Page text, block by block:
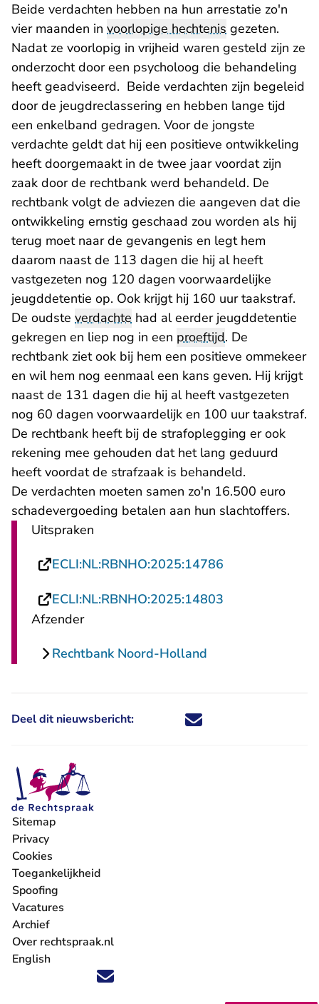
Beide verdachten hebben na hun arrestatie zo'n
vier maanden in voorlopige hechtenis gezeten.
Nadat ze voorlopig in vrijheid waren gesteld zijn ze
onderzocht door een psycholoog die behandeling
heeft geadviseerd. Beide verdachten zijn begeleid
door de jeugdreclassering en hebben lange tijd
een enkelband gedragen. Voor de jongste
verdachte geldt dat hij een positieve ontwikkeling
heeft doorgemaakt in de twee jaar voordat zijn
zaak door de rechtbank werd behandeld. De
rechtbank volgt de adviezen die aangeven dat die
ontwikkeling ernstig geschaad zou worden als hij
terug moet naar de gevangenis en legt hem
daarom naast de 113 dagen die hij al heeft
vastgezeten nog 120 dagen voorwaardelijke
jeugddetentie op. Ook krijgt hij 160 uur taakstraf.
De oudste verdachte had al eerder jeugddetentie
gekregen en liep nog in een proeftijd. De
rechtbank ziet ook bij hem een positieve ommekeer
en wil hem nog eenmaal een kans geven. Hij krijgt
naast de 131 dagen die hij al heeft vastgezeten
nog 60 dagen voorwaardelijk en 100 uur taakstraf.
De rechtbank heeft bij de strafoplegging er ook
rekening mee gehouden dat het lang geduurd
heeft voordat de strafzaak is behandeld.
De verdachten moeten samen zo'n 16.500 euro
schadevergoeding betalen aan hun slachtoffers.
Uitspraken
ECLI:NL:RBNHO:2025:14786
ECLI:NL:RBNHO:2025:14803
Afzender
Rechtbank Noord-Holland
Deel dit nieuwsbericht: Deel dit nieuwsbericht via X -
Deel dit nieuwsbericht via
Deel dit nieuwsbericht
Deel dit
Volg ons op X (Twitter) - U verlaat Rechtspraak.nl
Volg ons op Facebook - U verlaat Rechtspraak.nl
Volg ons op Instagram - U verlaat Rechtspraak.nl
Volg ons op Youtube - U verlaat Rechtspraak.nl
Volg ons op LinkedIn - U verlaat
'Blijf op de hoogte' nieuwsbrief - U verlaat
Sitemap
Privacy
Cookies
Toegankelijkheid
Spoofing
Vacatures
- U verlaat Rechtspraak.nl
Archief
Over rechtspraak.nl
English